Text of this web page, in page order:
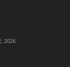
2026